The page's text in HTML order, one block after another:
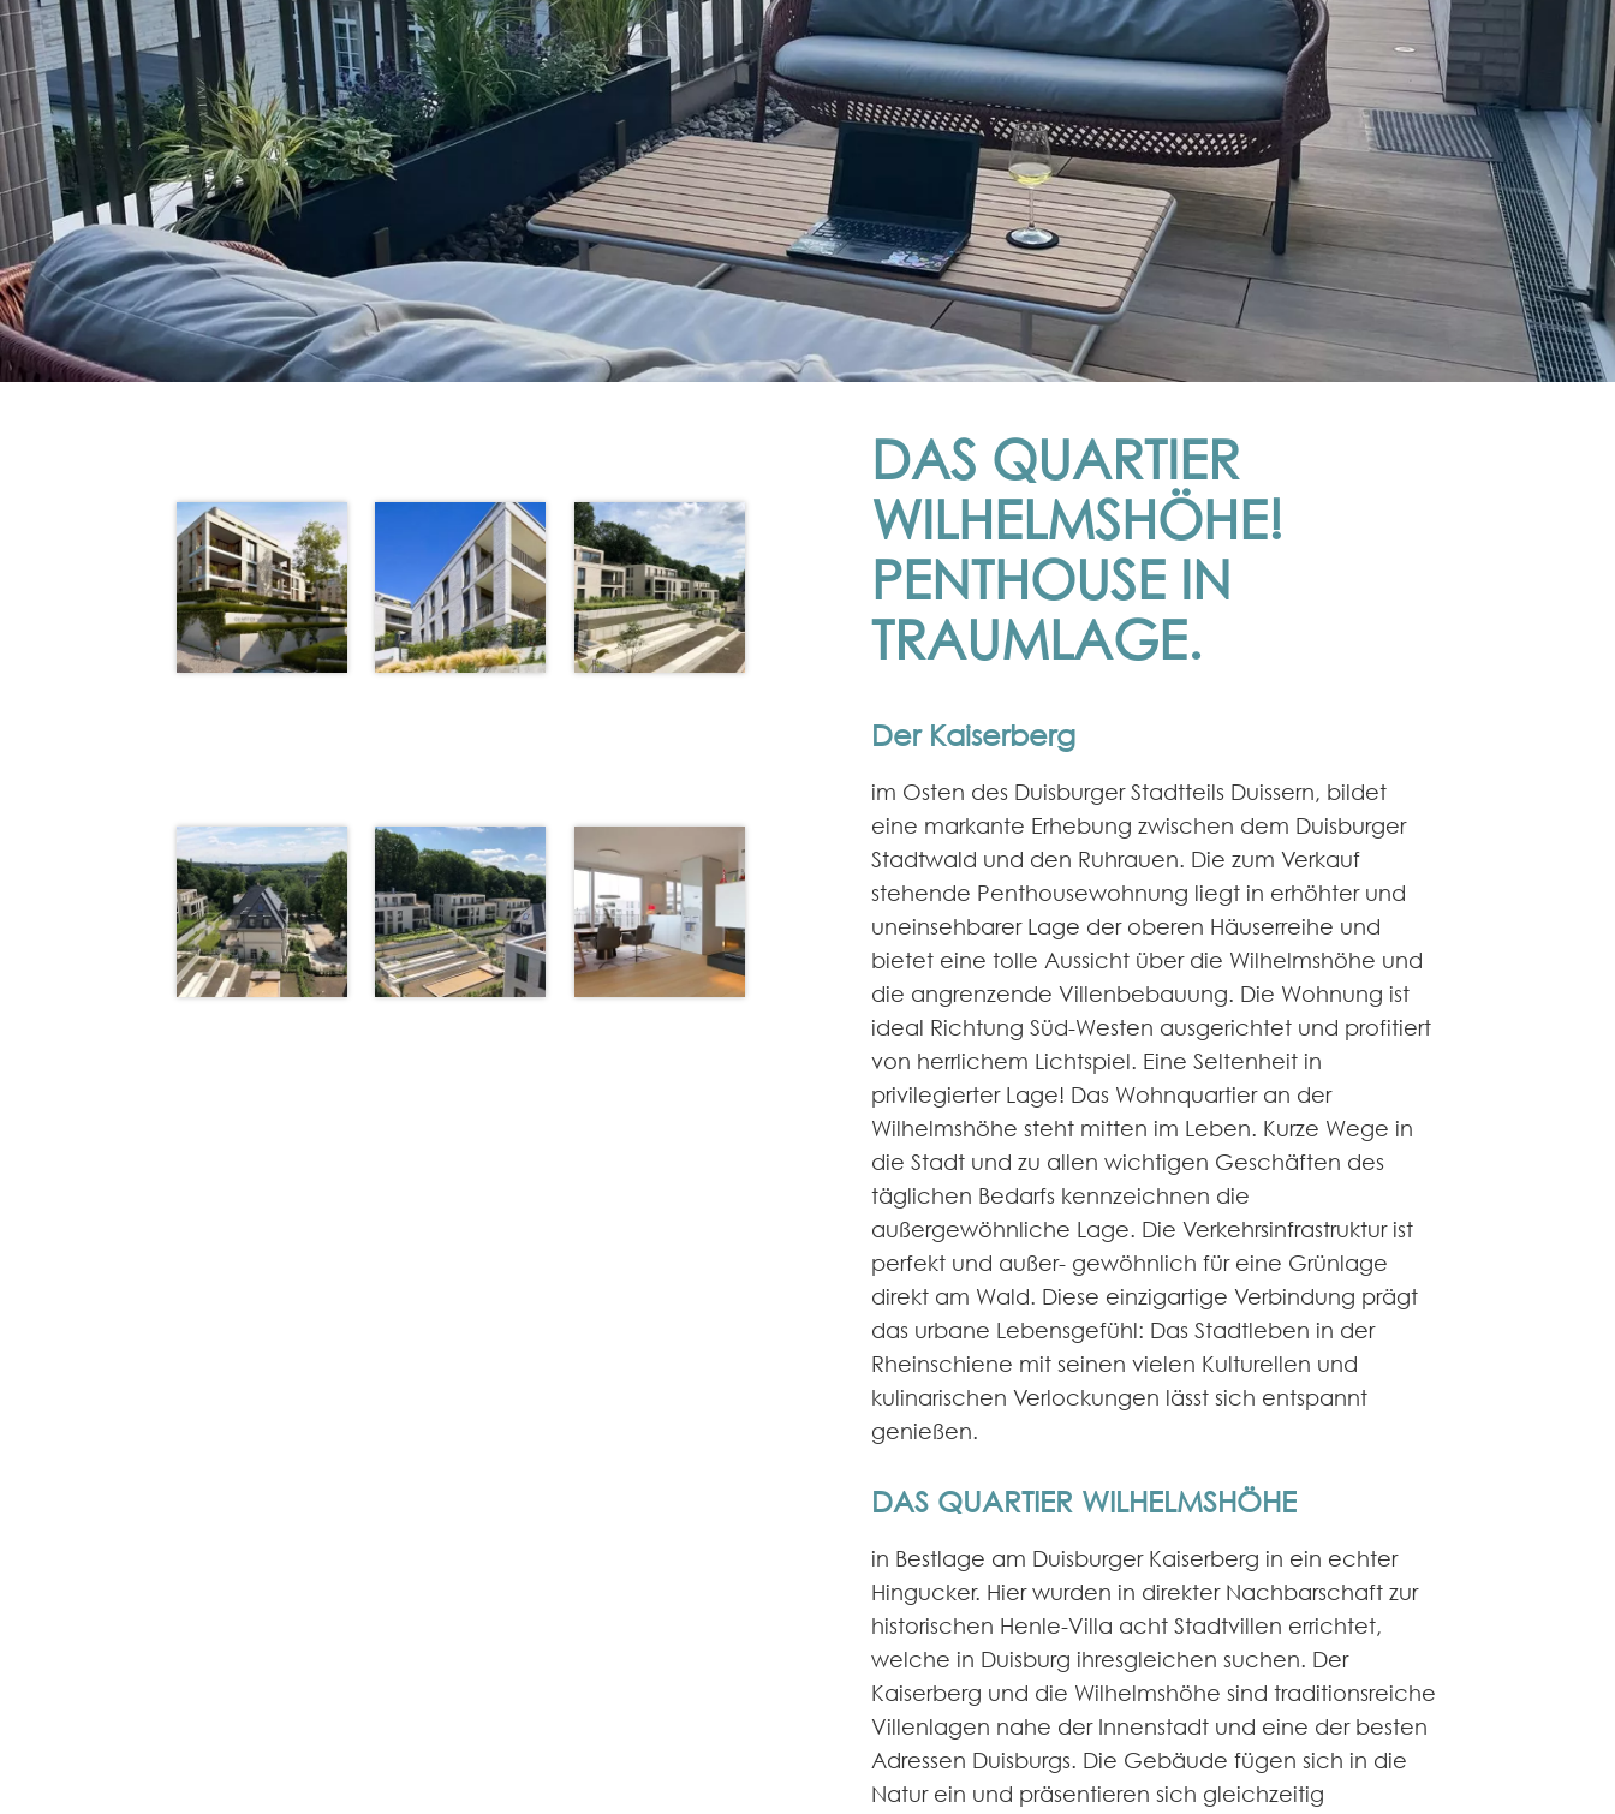
DAS QUARTIER
WILHELMSHÖHE!
PENTHOUSE IN
TRAUMLAGE.
Der Kaiserberg
im Osten des Duisburger Stadtteils Duissern, bildet
eine markante Erhebung zwischen dem Duisburger
Stadtwald und den Ruhrauen. Die zum Verkauf
stehende Penthousewohnung liegt in erhöhter und
uneinsehbarer Lage der oberen Häuserreihe und
bietet eine tolle Aussicht über die Wilhelmshöhe und
die angrenzende Villenbebauung. Die Wohnung ist
ideal Richtung Süd-Westen ausgerichtet und profitiert
von herrlichem Lichtspiel. Eine Seltenheit in
privilegierter Lage! Das Wohnquartier an der
Wilhelmshöhe steht mitten im Leben. Kurze Wege in
die Stadt und zu allen wichtigen Geschäften des
täglichen Bedarfs kennzeichnen die
außergewöhnliche Lage. Die Verkehrsinfrastruktur ist
perfekt und außer- gewöhnlich für eine Grünlage
direkt am Wald. Diese einzigartige Verbindung prägt
das urbane Lebensgefühl: Das Stadtleben in der
Rheinschiene mit seinen vielen Kulturellen und
kulinarischen Verlockungen lässt sich entspannt
genießen.
DAS QUARTIER WILHELMSHÖHE
in Bestlage am Duisburger Kaiserberg in ein echter
Hingucker. Hier wurden in direkter Nachbarschaft zur
historischen Henle-Villa acht Stadtvillen errichtet,
welche in Duisburg ihresgleichen suchen. Der
Kaiserberg und die Wilhelmshöhe sind traditionsreiche
Villenlagen nahe der Innenstadt und eine der besten
Adressen Duisburgs. Die Gebäude fügen sich in die
Natur ein und präsentieren sich gleichzeitig